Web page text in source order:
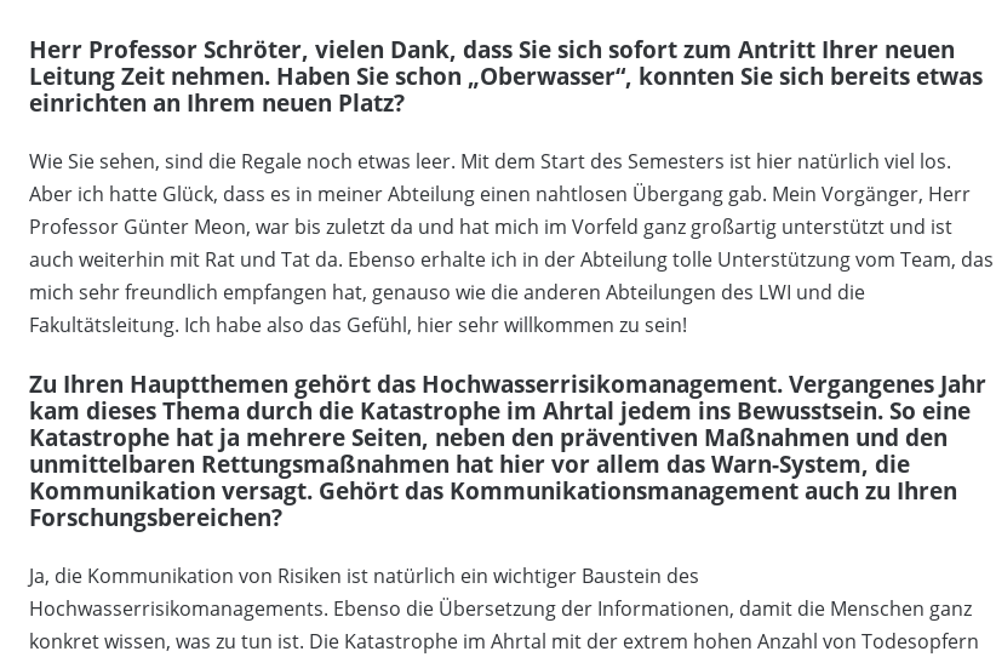
Herr Professor Schröter, vielen Dank, dass Sie sich sofort zum Antritt Ihrer neuen
Leitung Zeit nehmen. Haben Sie schon „Oberwasser“, konnten Sie sich bereits etwas
einrichten an Ihrem neuen Platz?
Wie Sie sehen, sind die Regale noch etwas leer. Mit dem Start des Semesters ist hier natürlich viel los.
Aber ich hatte Glück, dass es in meiner Abteilung einen nahtlosen Übergang gab. Mein Vorgänger, Herr
Professor Günter Meon, war bis zuletzt da und hat mich im Vorfeld ganz großartig unterstützt und ist
auch weiterhin mit Rat und Tat da. Ebenso erhalte ich in der Abteilung tolle Unterstützung vom Team, das
mich sehr freundlich empfangen hat, genauso wie die anderen Abteilungen des LWI und die
Fakultätsleitung. Ich habe also das Gefühl, hier sehr willkommen zu sein!
Zu Ihren Hauptthemen gehört das Hochwasserrisikomanagement. Vergangenes Jahr
kam dieses Thema durch die Katastrophe im Ahrtal jedem ins Bewusstsein. So eine
Katastrophe hat ja mehrere Seiten, neben den präventiven Maßnahmen und den
unmittelbaren Rettungsmaßnahmen hat hier vor allem das Warn-System, die
Kommunikation versagt. Gehört das Kommunikationsmanagement auch zu Ihren
Forschungsbereichen?
Ja, die Kommunikation von Risiken ist natürlich ein wichtiger Baustein des
Hochwasserrisikomanagements. Ebenso die Übersetzung der Informationen, damit die Menschen ganz
konkret wissen, was zu tun ist. Die Katastrophe im Ahrtal mit der extrem hohen Anzahl von Todesopfern